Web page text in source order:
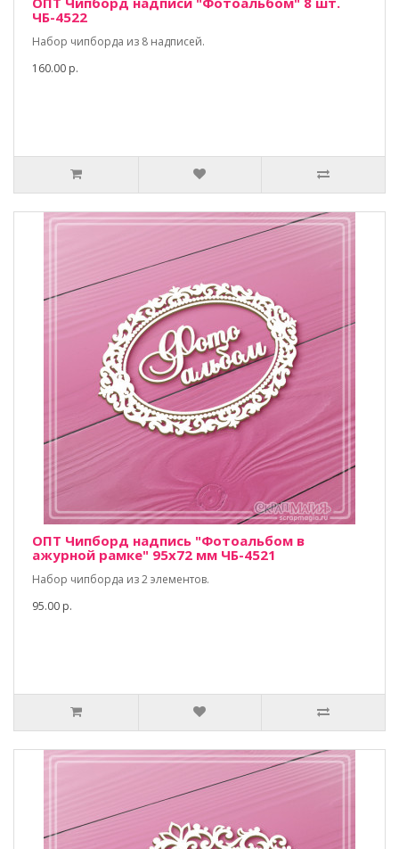
ЧБ-4522
Набор чипборда из 8 надписей.
160.00 р.
ОПТ Чипборд надпись "Фотоальбом в
ажурной рамке" 95х72 мм ЧБ-4521
Набор чипборда из 2 элементов.
95.00 р.